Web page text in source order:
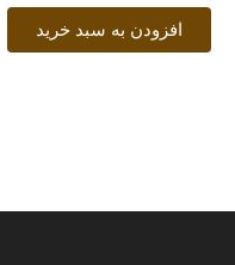
افزودن به سبد خرید